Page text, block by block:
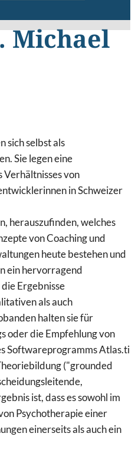
Michael
sich selbst als
Sie legen eine
Verhältnisses von
in Schweizer
herauszufinden, welches
von Coaching und
heute bestehen und
ein hervorragend
Ergebnisse
als auch
halten sie für
oder die Empfehlung von
Softwareprogramms Atlas.ti
("grounded
ist, dass es sowohl im
Psychotherapie einer
einerseits als auch ein